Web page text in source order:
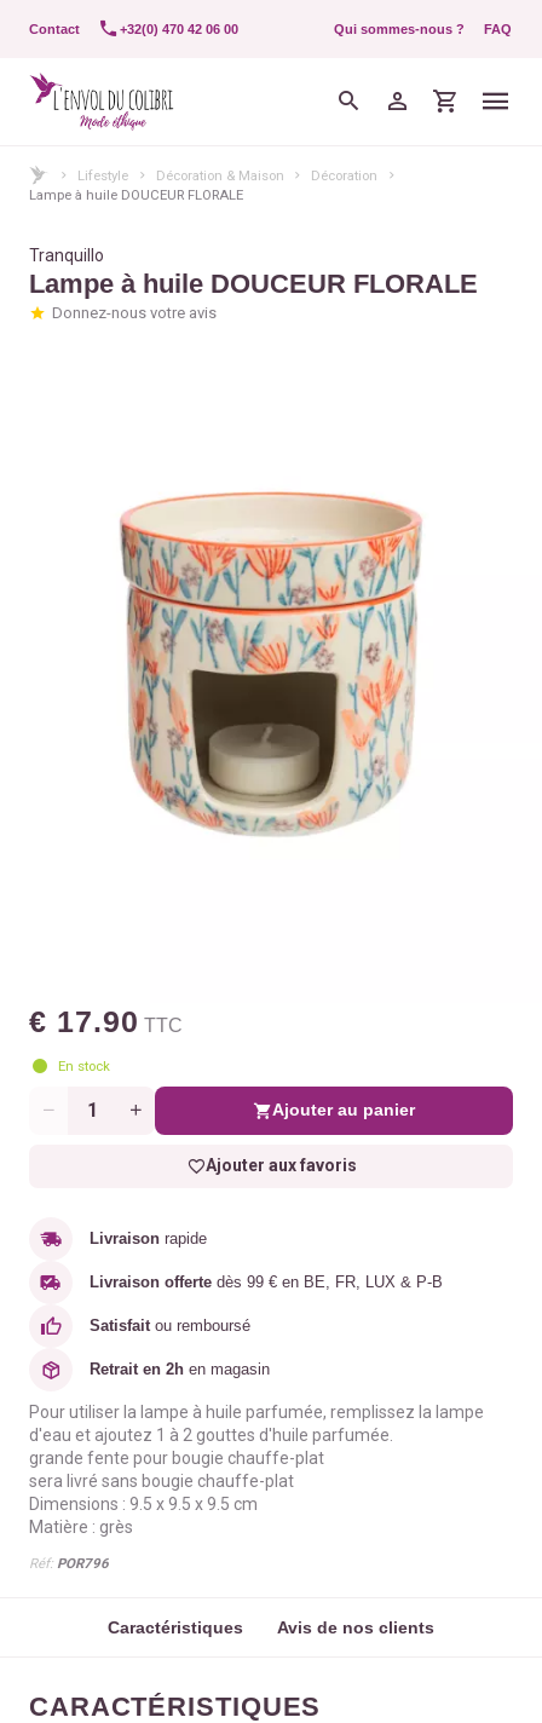
Contact +32(0) 470 42 06 00 Qui sommes-nous ? FAQ
Lifestyle Décoration & Maison
Décoration
Lampe à huile DOUCEUR FLORALE
Tranquillo
Lampe à huile DOUCEUR FLORALE
Donnez-nous votre avis
€ 17.90 TTC
En stock
Quantité Ajouter au panier
Ajouter aux favoris
Livraison rapide
Livraison offerte dès 99 € en BE, FR, LUX & P-B
Satisfait ou remboursé
Retrait en 2h en magasin
Pour utiliser la lampe à huile parfumée, remplissez la lampe
d'eau et ajoutez 1 à 2 gouttes d'huile parfumée.
grande fente pour bougie chauffe-plat
sera livré sans bougie chauffe-plat
Dimensions : 9.5 x 9.5 x 9.5 cm
Matière : grès
Réf: POR796
Caractéristiques Avis de nos clients
CARACTÉRISTIQUES